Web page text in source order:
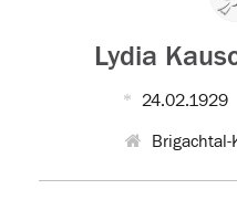
Lydia
24.02.1929